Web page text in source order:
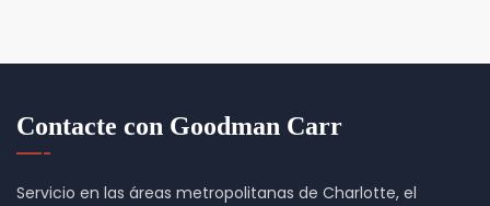
Contacte con Goodman Carr
Servicio en las áreas metropolitanas de Charlotte, el